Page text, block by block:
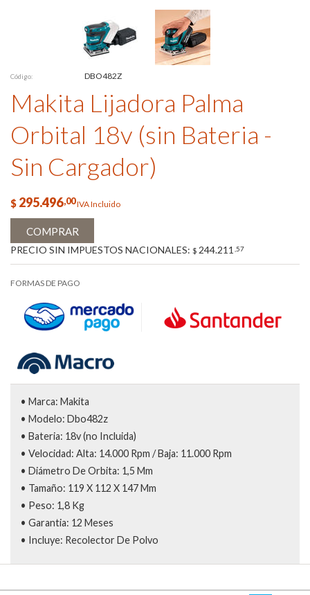
Código: DBO482Z
Makita Lijadora Palma
Orbital 18v (sin Bateria -
Sin Cargador)
$ 295.496,00IVA Incluido
COMPRAR
PRECIO SIN IMPUESTOS NACIONALES: $ 244.211 ,57
FORMAS DE PAGO
• Marca: Makita
• Modelo: Dbo482z
• Bateria: 18v (no Incluida)
• Velocidad: Alta: 14.000 Rpm / Baja: 11.000 Rpm
• Diámetro De Orbita: 1,5 Mm
• Tamaño: 119 X 112 X 147 Mm
• Peso: 1,8 Kg
• Garantia: 12 Meses
• Incluye: Recolector De Polvo